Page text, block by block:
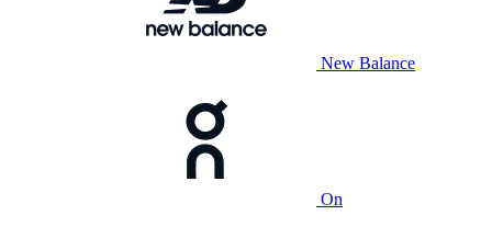
New Balance
On